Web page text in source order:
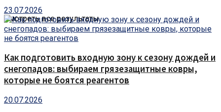
Смотреть все результаты
23.07.2026
Как подготовить входную зону к сезону дождей и
снегопадов: выбираем грязезащитные ковры,
которые не боятся реагентов
20.07.2026